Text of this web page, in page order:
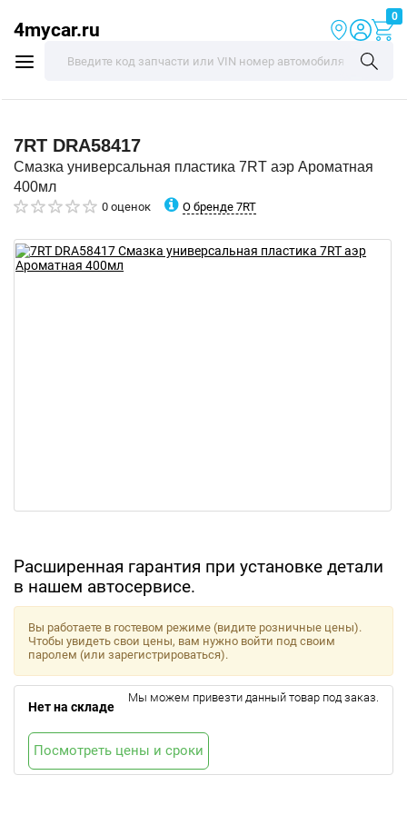
4mycar.ru
0
7RT DRA58417
Смазка универсальная пластика 7RT аэр Ароматная
400мл
0 оценок О бренде 7RT
Расширенная гарантия при установке детали
в нашем автосервисе.
Вы работаете в гостевом режиме (видите розничные цены).
Чтобы увидеть свои цены, вам нужно войти под своим
паролем (или зарегистрироваться).
Нет на складе
Мы можем привезти данный товар под заказ.
Посмотреть цены и сроки